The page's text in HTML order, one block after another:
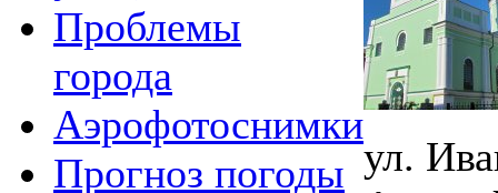
Проблемы
города
Аэрофотоснимки
Прогноз погоды ул.